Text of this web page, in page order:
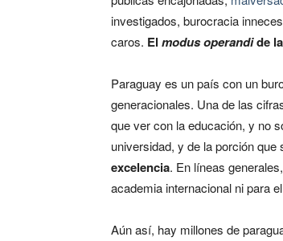
investigados, burocracia
caros. El modus operandide
Paraguay es un país con un
generacionales. Una de las
que ver con la educación, y no
universidad, y de la porción que
excelencia. En líneas
academia internacional ni para
Aún así, hay millones de